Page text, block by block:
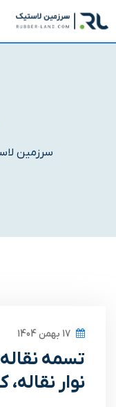
به
محتوا
سرزمین
تسمه
نوار